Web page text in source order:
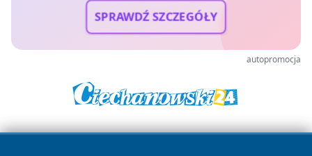
SPRAWDŹ SZCZEGÓŁY
autopromocja